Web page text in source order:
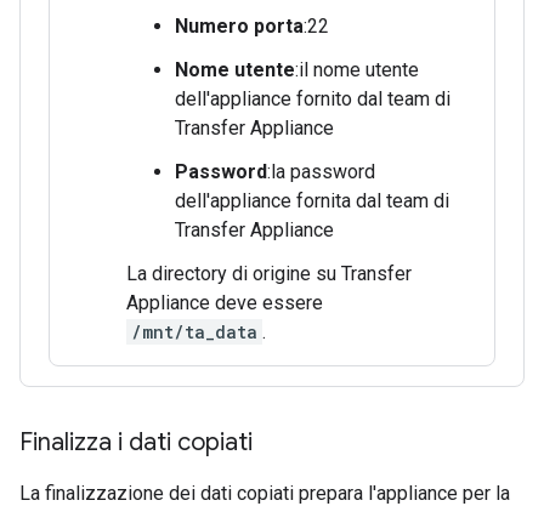
Numero porta:22
Nome utente:il nome utente
dell'appliance fornito dal team di
Transfer Appliance
Password:la password
dell'appliance fornita dal team di
Transfer Appliance
La directory di origine su Transfer
Appliance deve essere
/mnt/ta_data .
Finalizza i dati copiati
La finalizzazione dei dati copiati prepara l'appliance per la